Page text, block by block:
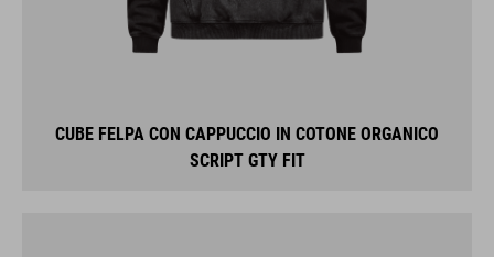
CUBE FELPA CON CAPPUCCIO IN COTONE ORGANICO
SCRIPT GTY FIT